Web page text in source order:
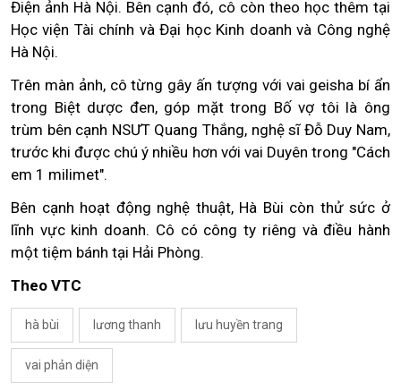
Điện ảnh Hà Nội. Bên cạnh đó, cô còn theo học thêm tại
Học viện Tài chính và Đại học Kinh doanh và Công nghệ
Hà Nội.
Trên màn ảnh, cô từng gây ấn tượng với vai geisha bí ẩn
trong Biệt dược đen, góp mặt trong Bố vợ tôi là ông
trùm bên cạnh NSƯT Quang Thắng, nghệ sĩ Đỗ Duy Nam,
trước khi được chú ý nhiều hơn với vai Duyên trong "Cách
em 1 milimet".
Bên cạnh hoạt động nghệ thuật, Hà Bùi còn thử sức ở
lĩnh vực kinh doanh. Cô có công ty riêng và điều hành
một tiệm bánh tại Hải Phòng.
Theo VTC
hà bùi lương thanh lưu huyền trang
vai phản diện